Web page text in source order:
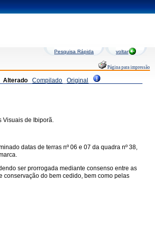
Pesquisa Rápida voltar
Página para impressão
Alterado Compilado Original
Visuais de Ibiporã.
datas de terras nº 06 e 07 da quadra nº 38,
ser prorrogada mediante consenso entre as
do bem cedido, bem como pelas